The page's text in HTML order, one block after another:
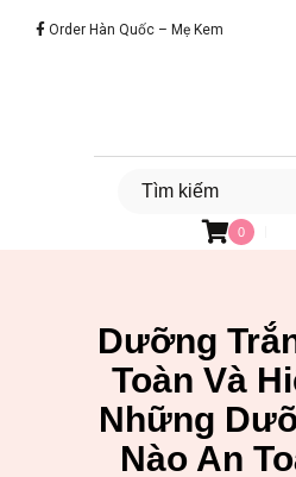
Order Hàn Quốc – Mẹ Kem
0
Dưỡng
Toàn Và
Những
Nào An